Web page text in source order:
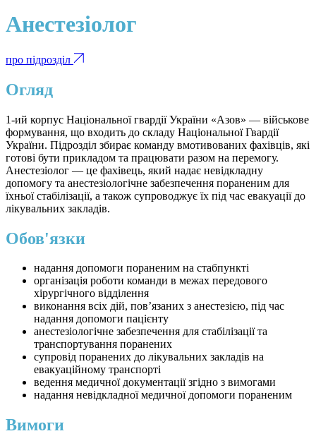
Анестезіолог
про підрозділ
Огляд
1-ий корпус Національної гвардії України «Азов» — військове
формування, що входить до складу Національної Гвардії
України. Підрозділ збирає команду вмотивованих фахівців, які
готові бути прикладом та працювати разом на перемогу.
Анестезіолог — це фахівець, який надає невідкладну
допомогу та анестезіологічне забезпечення пораненим для
їхньої стабілізації, а також супроводжує їх під час евакуації до
лікувальних закладів.
Обов'язки
надання допомоги пораненим на стабпункті
організація роботи команди в межах передового
хірургічного відділення
виконання всіх дій, пов’язаних з анестезією, під час
надання допомоги пацієнту
анестезіологічне забезпечення для стабілізації та
транспортування поранених
супровід поранених до лікувальних закладів на
евакуаційному транспорті
ведення медичної документації згідно з вимогами
надання невідкладної медичної допомоги пораненим
Вимоги